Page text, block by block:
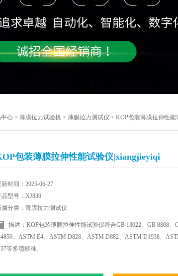
中心> 薄膜拉力试验机> 薄膜拉力测试仪 > KOP包装薄膜拉伸性能
包装薄膜拉伸性能试验仪|xiangjieyiqi
新时间：2025-06-27
品型号：XJ830
属分类：薄膜拉力测试仪
描述：KOP包装薄膜拉伸性能试验仪符合GB 13022、GB 8808、
4850、ASTM E4、ASTM D828、ASTM D882、ASTM D1938、
37等多项标准。